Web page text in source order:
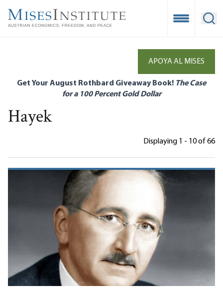
main
Open
APOYA AL MISES
Get Your August Rothbard Giveaway Book! The Case
for a 100 Percent Gold Dollar
Hayek
Displaying 1 - 10 of 66